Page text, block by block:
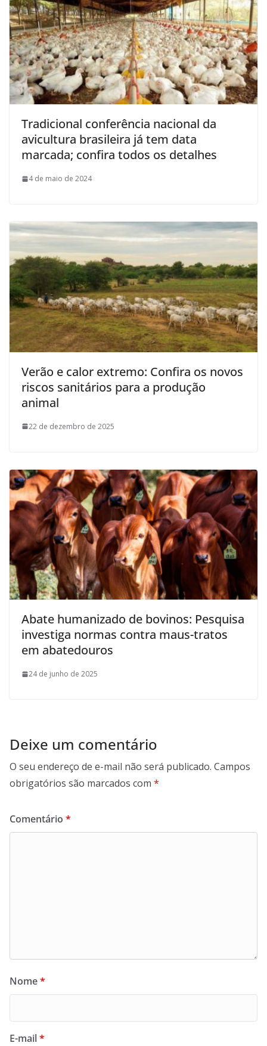
Tradicional conferência nacional da
avicultura brasileira já tem data
marcada; confira todos os detalhes
4 de maio de 2024
Verão e calor extremo: Confira os novos
riscos sanitários para a produção
animal
22 de dezembro de 2025
Abate humanizado de bovinos: Pesquisa
investiga normas contra maus-tratos
em abatedouros
24 de junho de 2025
Deixe um comentário
O seu endereço de e-mail não será publicado. Campos
obrigatórios são marcados com *
Comentário *
Nome*
E-mail*